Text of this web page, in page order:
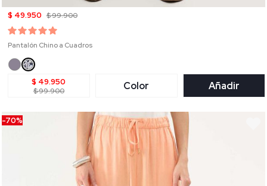
$ 49.950 $ 99.900
Pantalón Chino a Cuadros
$ 49.950
$ 99.900 Color Añadir
-70%